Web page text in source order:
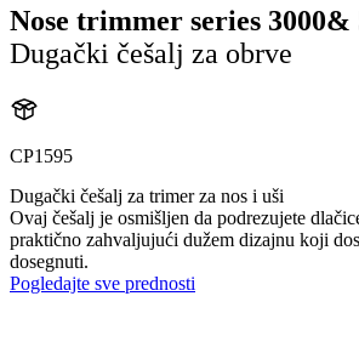
Nose trimmer series 3000&
Dugački češalj za obrve
CP1595
Dugački češalj za trimer za nos i uši
Ovaj češalj je osmišljen da podrezujete
praktično zahvaljujući dužem dizajnu koji
dosegnuti.
Pogledajte sve prednosti